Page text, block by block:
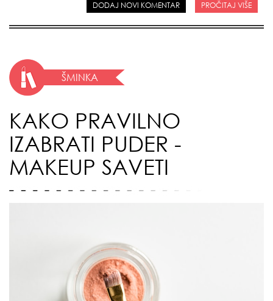
DODAJ NOVI KOMENTAR PROČITAJ VIŠE
ŠMINKA
KAKO PRAVILNO
IZABRATI PUDER -
MAKEUP SAVETI